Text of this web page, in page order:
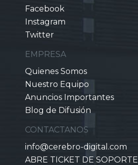
Facebook
Instagram
Twitter
EMPRESA
Quienes Somos
Nuestro Equipo
Anuncios Importantes
Blog de Difusión
CONTACTANOS
info@cerebro-digital.com
ABRE TICKET DE SOPORTE